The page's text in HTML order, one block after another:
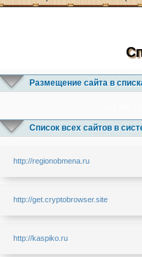
Размещение сайта в
Список всех сайтов в
http://regionobmena.ru
http://get.cryptobrowser.site
http://kaspiko.ru